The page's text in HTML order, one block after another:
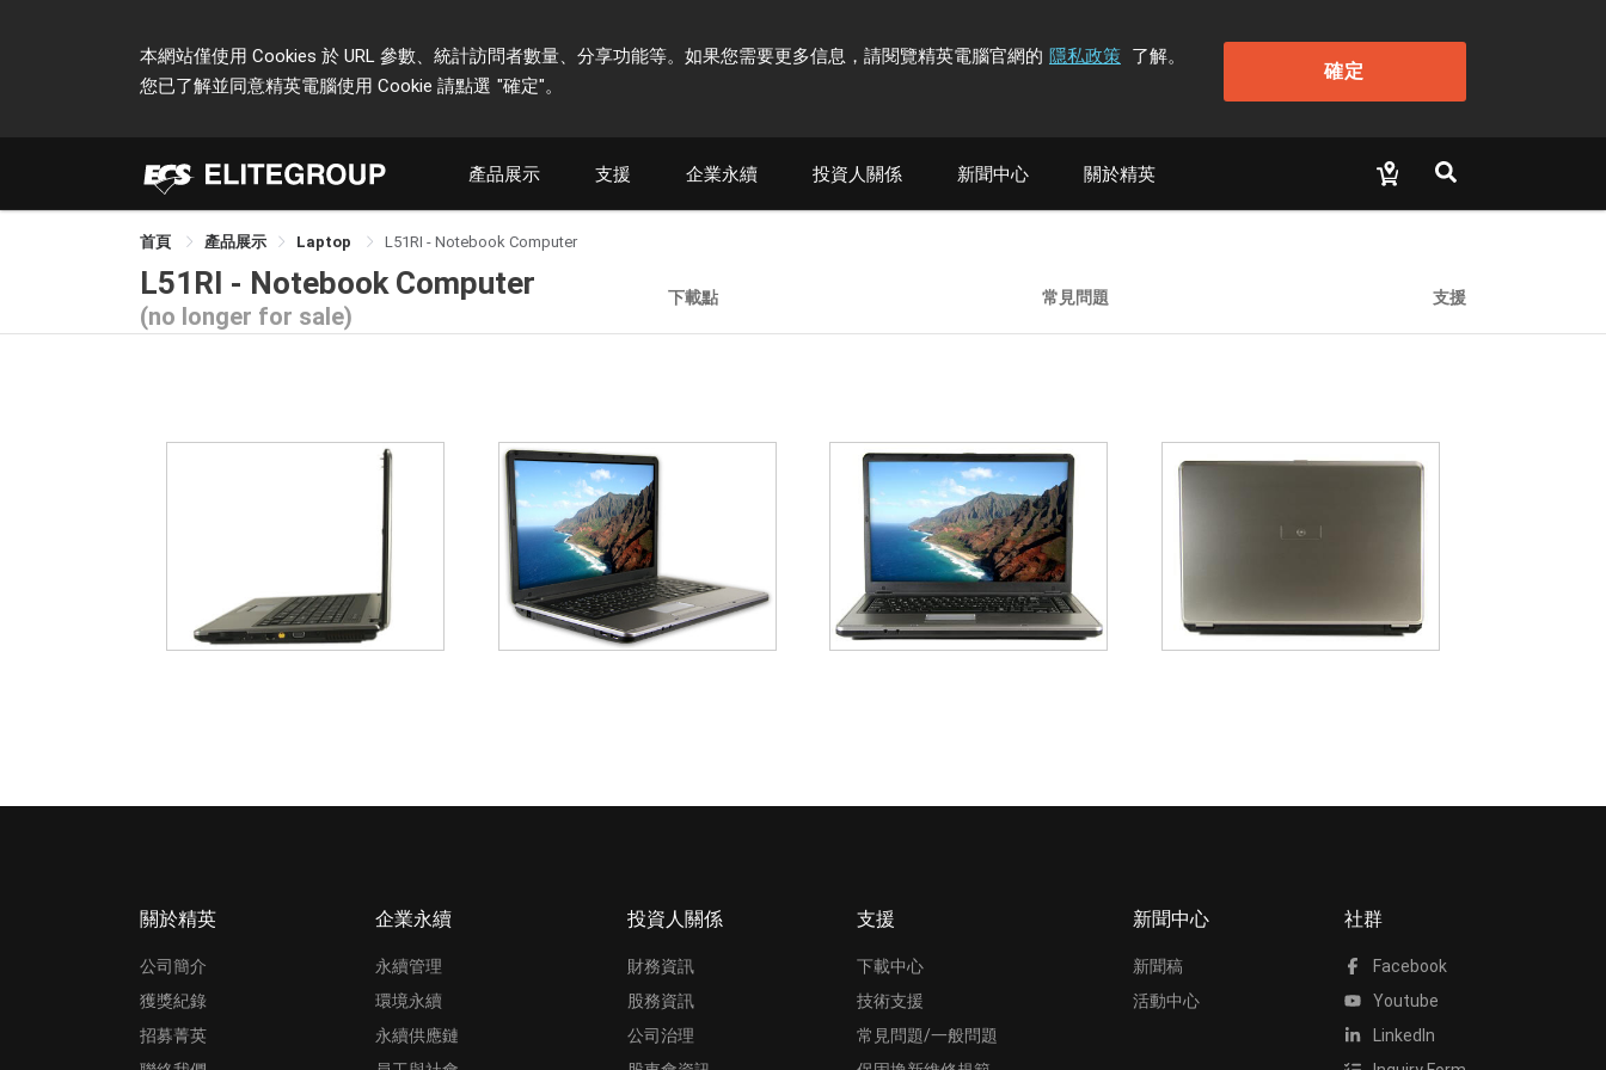
本網站僅使用 Cookies 於 URL 參數、統計訪問者數量、分享功能等。如果您需要更多信息，請閱覽精英電腦官網的 隱私政策 了解。
您已了解並同意精英電腦使用 Cookie 請點選 "確定"。
確定
產品展示 支援 企業永續 投資人關係 新聞中心 關於精英
首頁 產品展示 Laptop L51RI - Notebook Computer
L51RI - Notebook Computer
(no longer for sale)
下載點 常見問題 支援
關於精英
公司簡介
獲獎紀錄
招募菁英
企業永續
永續管理
環境永續
永續供應鏈
投資人關係
財務資訊
股務資訊
公司治理
支援
下載中心
技術支援
常見問題/一般問題
新聞中心
新聞稿
活動中心
社群
Facebook
Youtube
LinkedIn